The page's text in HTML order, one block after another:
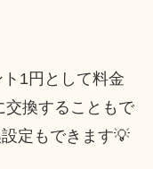
1円として料金
交換することもで
定もできます💡